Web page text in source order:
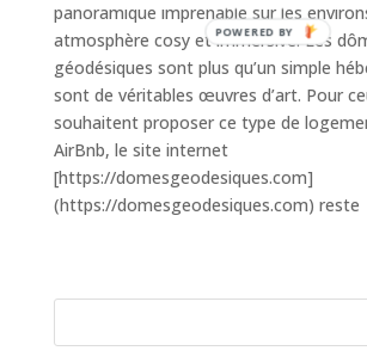
panoramique imprenable sur les
atmosphère cosy et immersive. Les
géodésiques sont plus qu’un simple
sont de véritables œuvres d’art. Pour
souhaitent proposer ce type de
AirBnb, le site internet
[https://domesgeodesiques.com]
(https://domesgeodesiques.com) reste
POWERED BY